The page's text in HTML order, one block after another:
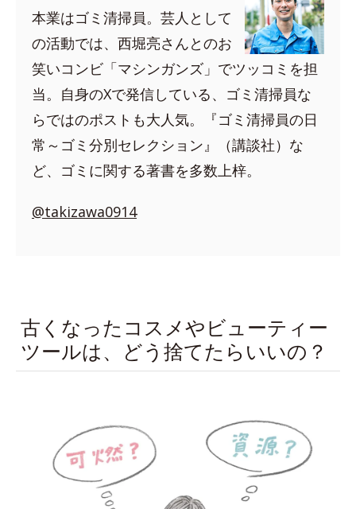
本業はゴミ清掃員。芸人として
の活動では、西堀亮さんとのお
笑いコンビ「マシンガンズ」でツッコミを担
当。自身のXで発信している、ゴミ清掃員な
らではのポストも大人気。『ゴミ清掃員の日
常～ゴミ分別セレクション』（講談社）な
ど、ゴミに関する著書を多数上梓。
@takizawa0914
古くなったコスメやビューティー
ツールは、どう捨てたらいいの？